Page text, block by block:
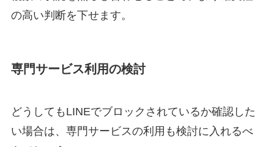
の高い判断を下せます。
専門サービス利用の検討
どうしてもLINEでブロックされているか確認した
い場合は、専門サービスの利用も検討に入れるべ